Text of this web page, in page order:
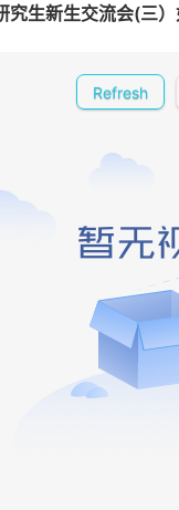
究生新生交流会(三
Refresh